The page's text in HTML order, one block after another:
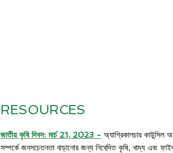
​RESOURCES
জাতীয় কৃষি দিবস: মার্চ 21, 2023 - অ্যাগ্রিকালচার
সম্পর্কে জনসচেতনতা বাড়ানোর জন্য নিবেদিত কৃষি, খাদ্য এবং